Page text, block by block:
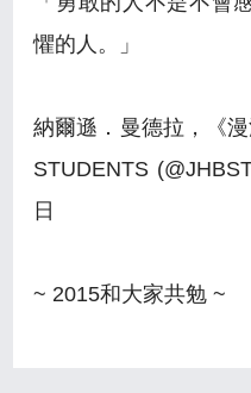
懼的人。」
納爾遜．曼德拉，《
STUDENTS
日
~ 2015和大家共勉 ~